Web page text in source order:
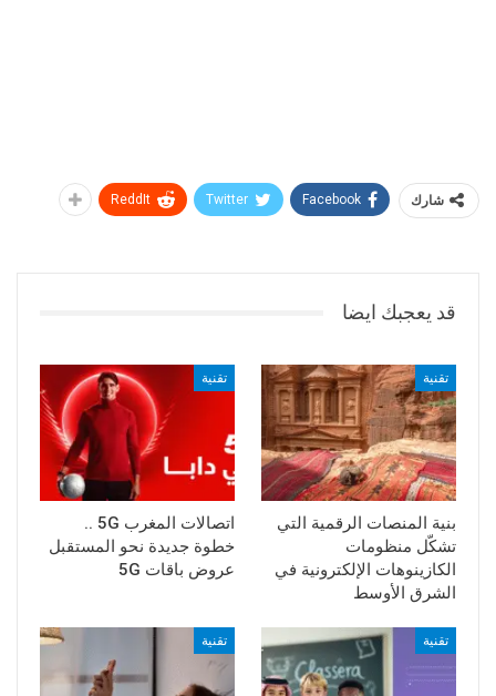
شارك Facebook
Twitter
ReddIt
قد يعجبك ايضا
تقنية
بنية المنصات الرقمية التي
تشكّل منظومات
الكازينوهات الإلكترونية في
الشرق الأوسط
تقنية
اتصالات المغرب 5G ..
خطوة جديدة نحو المستقبل
عروض باقات 5G
تقنية تقنية